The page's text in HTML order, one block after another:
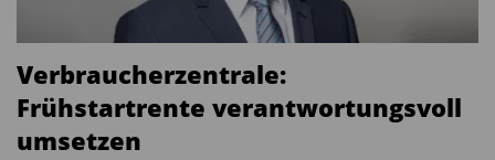
Verbraucherzentrale:
Frühstartrente verantwortungsvoll
umsetzen ­ ­ ­ ­ ­ ­